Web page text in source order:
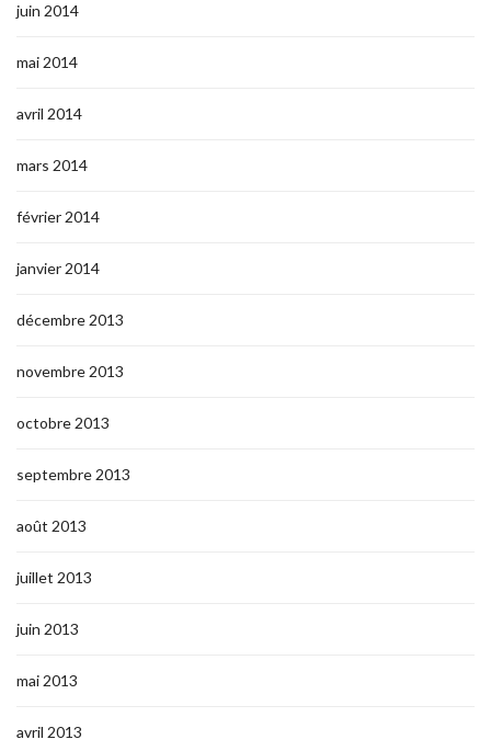
juin 2014
mai 2014
avril 2014
mars 2014
février 2014
janvier 2014
décembre 2013
novembre 2013
octobre 2013
septembre 2013
août 2013
juillet 2013
juin 2013
mai 2013
avril 2013